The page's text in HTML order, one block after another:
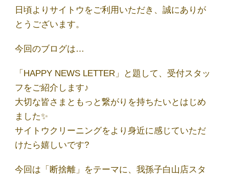
店舗一覧
日頃よりサイトウをご利用いただき、誠にありが
とうございます。
今回のブログは…
「HAPPY NEWS LETTER」と題して、受付スタッ
フをご紹介します♪
大切な皆さまともっと繋がりを持ちたいとはじめ
ました✨
サイトウクリーニングをより身近に感じていただ
けたら嬉しいです?
今回は「断捨離」をテーマに、我孫子白山店スタ